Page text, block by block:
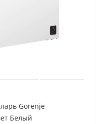
Gorenje
Белый